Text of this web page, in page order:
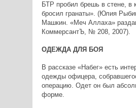
БТР пробил брешь в стене, в
бросил гранаты». (Юлия
Машкин. «Меч Аллаха»
КоммерсантЪ, № 208, 2007).
ОДЕЖДА ДЛЯ БОЯ
В рассказе «Набег» есть
одежды офицера,
операцию. Одет он был
форме.